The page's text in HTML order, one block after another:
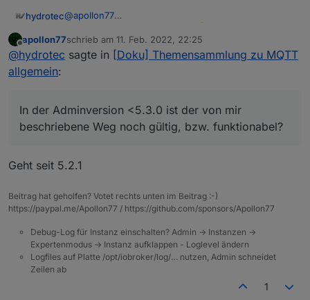
hydrotec@apollon77
Eben schnell ausprobiert, das ist jetzt sehr gut, und
einfach, gelöst. :-)
Muss doch noch einmal kurz nachhaken.
In der Adminversion <5.3.0 ist der von mir
Offline
apollon77schrieb am 11. Feb. 2022, 22:25
zuletzt editiert von
@hydrotec sagte in [Doku] Themensammlung zu MQTT
allgemein:
In der Adminversion <5.3.0 ist der von mir
beschriebene Weg noch gültig, bzw. funktionabel?
Geht seit 5.2.1
Beitrag hat geholfen? Votet rechts unten im Beitrag :-)
https://paypal.me/Apollon77 / https://github.com/sponsors/Apollon77
Debug-Log für Instanz einschalten? Admin -> Instanzen ->
Expertenmodus -> Instanz aufklappen - Loglevel ändern
Logfiles auf Platte /opt/iobroker/log/… nutzen, Admin schneidet
Zeilen ab
1